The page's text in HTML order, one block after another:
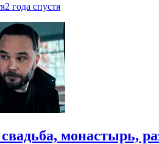
2 года спустя
монастырь,